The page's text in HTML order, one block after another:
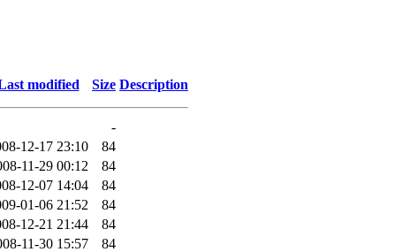
modified Size Description
-
12-17 23:10
84
11-29 00:12
84
12-07 14:04
84
01-06 21:52
84
12-21 21:44
84
11-30 15:57
84